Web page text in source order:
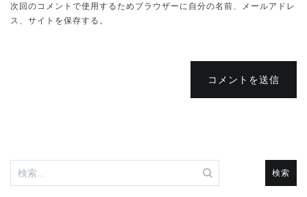
次回のコメントで使用するためブラウザーに自分の名前、メールアドレ
ス、サイトを保存する。
コメントを送信
検
索: